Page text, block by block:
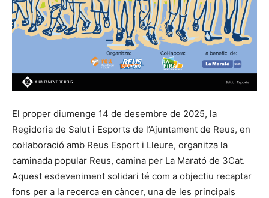
El proper diumenge 14 de desembre de 2025, la
Regidoria de Salut i Esports de l’Ajuntament de Reus, en
col·laboració amb Reus Esport i Lleure, organitza la
caminada popular Reus, camina per La Marató de 3Cat.
Aquest esdeveniment solidari té com a objectiu recaptar
fons per a la recerca en càncer, una de les principals